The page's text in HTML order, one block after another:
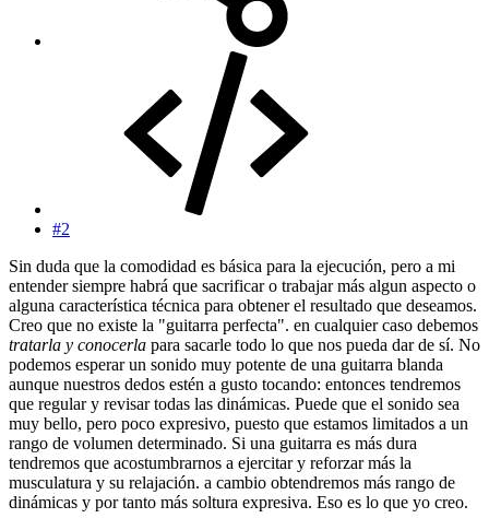
#2
Sin duda que la comodidad es básica para la ejecución, pero a mi
entender siempre habrá que sacrificar o trabajar más algun aspecto o
alguna característica técnica para obtener el resultado que deseamos.
Creo que no existe la "guitarra perfecta". en cualquier caso debemos
tratarla y conocerla para sacarle todo lo que nos pueda dar de sí. No
podemos esperar un sonido muy potente de una guitarra blanda
aunque nuestros dedos estén a gusto tocando: entonces tendremos
que regular y revisar todas las dinámicas. Puede que el sonido sea
muy bello, pero poco expresivo, puesto que estamos limitados a un
rango de volumen determinado. Si una guitarra es más dura
tendremos que acostumbrarnos a ejercitar y reforzar más la
musculatura y su relajación. a cambio obtendremos más rango de
dinámicas y por tanto más soltura expresiva. Eso es lo que yo creo.